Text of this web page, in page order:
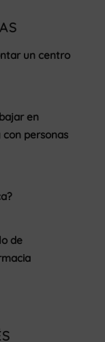
un centro
en
personas
de